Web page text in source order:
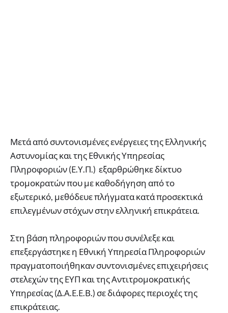
Μετά από συντονισμένες ενέργειες της Ελληνικής
Αστυνομίας και της Εθνικής Υπηρεσίας
Πληροφοριών (Ε.Υ.Π.) εξαρθρώθηκε δίκτυο
τρομοκρατών που με καθοδήγηση από το
εξωτερικό, μεθόδευε πλήγματα κατά προσεκτικά
επιλεγμένων στόχων στην ελληνική επικράτεια.
Στη βάση πληροφοριών που συνέλεξε και
επεξεργάστηκε η Εθνική Υπηρεσία Πληροφοριών
πραγματοποιήθηκαν συντονισμένες επιχειρήσεις
στελεχών της ΕΥΠ και της Αντιτρομοκρατικής
Υπηρεσίας (Δ.Α.Ε.Ε.Β.) σε διάφορες περιοχές της
επικράτειας.